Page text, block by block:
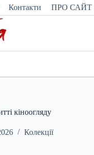
Контакти ПРО САЙТ
кіноогляду
Колекції